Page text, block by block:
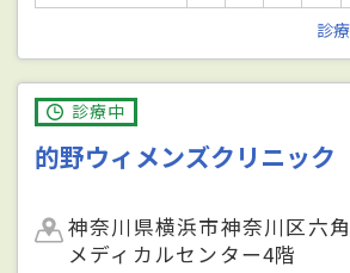
診
診療中
的野ウィメンズクリニック
神奈川県横浜市神奈川区六
メディカルセンター4階